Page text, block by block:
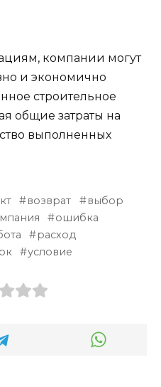
компании могут
и экономично
строительное
общие затраты на
выполненных
возврат
выбор
ошибка
расход
условие